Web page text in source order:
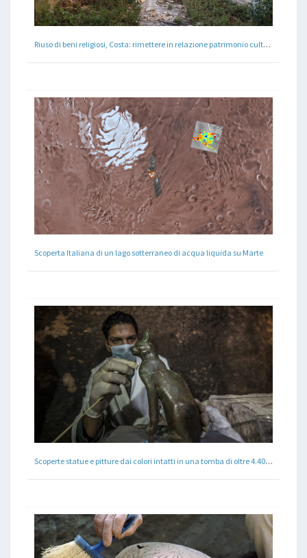
Riuso di beni religiosi, Costa: rimettere in relazione patrimonio culturale e comunitÃ
Scoperta Italiana di un lago sotterraneo di acqua liquida su Marte
Scoperte statue e pitture dai colori intatti in una tomba di oltre 4.400 anni in Egitto.